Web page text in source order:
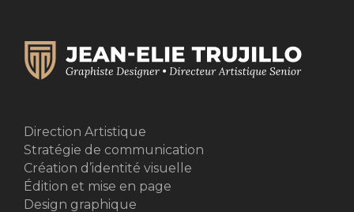
Direction Artistique
Stratégie de communication
Création d’identité visuelle
Édition et mise en page
Design graphique